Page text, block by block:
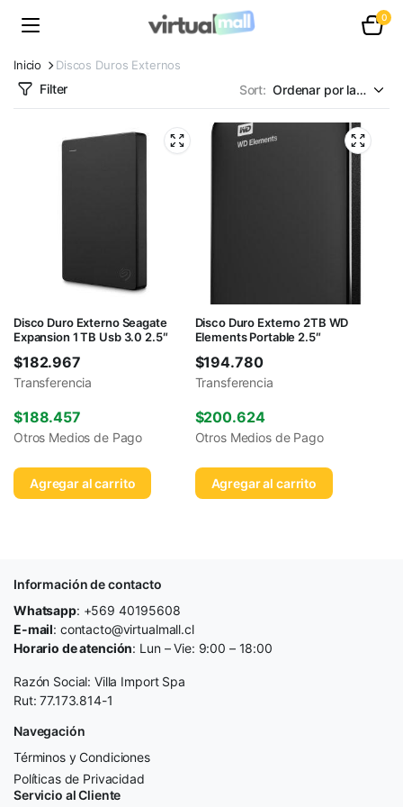
0
Inicio Discos Duros Externos
Filter Sort:
Disco Duro Externo Seagate
Expansion 1 TB Usb 3.0 2.5″
$182.967
Transferencia
$188.457
Otros Medios de Pago
Agregar al carrito
Disco Duro Externo 2TB WD
Elements Portable 2.5″
$194.780
Transferencia
$200.624
Otros Medios de Pago
Agregar al carrito
Información de contacto
Whatsapp: +569 40195608
E-mail: contacto@virtualmall.cl
Horario de atención: Lun – Vie: 9:00 – 18:00
Razón Social: Villa Import Spa
Rut: 77.173.814-1
Navegación
Términos y Condiciones
Políticas de Privacidad
Servicio al Cliente